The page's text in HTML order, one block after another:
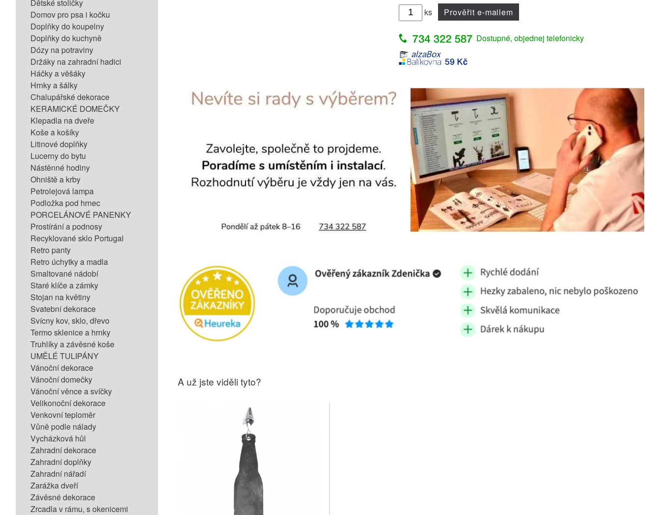
Dětské stoličky
Domov pro psa i kočku
Doplňky do koupelny
Doplňky do kuchyně
Dózy na potraviny
Držáky na zahradní hadici
Háčky a věšáky
Hrnky a šálky
Chalupářské dekorace
KERAMICKÉ DOMEČKY
Klepadla na dveře
Koše a košíky
Litinové doplňky
Lucerny do bytu
Nástěnné hodiny
Ohniště a krby
Petrolejová lampa
Podložka pod hrnec
PORCELÁNOVÉ PANENKY
Prostírání a podnosy
Recyklované sklo Portugal
Retro panty
Retro úchytky a madla
Smaltované nádobí
Staré klíče a zámky
Stojan na květiny
Svatební dekorace
Svícny kov, sklo, dřevo
Termo sklenice a hrnky
Truhlíky a závěsné koše
UMĚLÉ TULIPÁNY
Vánoční dekorace
Vánoční domečky
Vánoční věnce a svíčky
Velikonoční dekorace
Venkovní teploměr
Vůně podle nálady
Vycházková hůl
Zahradní dekorace
Zahradní doplňky
Zahradní nářadí
Zarážka dveří
Závěsné dekorace
Zrcadla v rámu, s okenicemi
ks Prověřit e-mailem
Dostupné, objednej telefonicky
A už jste viděli tyto?